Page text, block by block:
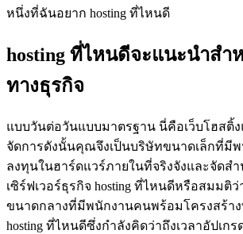
หนึ่งที่ฉันอยาก hosting ที่ไหนดี
hosting ที่ไหนดีจะแนะนำสำ
ทางธุรกิจ
แบบวันต่อวันแบบมาตรฐาน นี่คือเว็บโฮสติ้
จัดการดังนั้นคุณจึงเป็นบริษัทขนาดเล็กที่มี
ลงทุนในฮาร์ดแวร์ภายในที่จริงจังและจัดส
เซิร์ฟเวอร์ธุรกิจ hosting ที่ไหนดีหรือสมมติ
ขนาดกลางที่มีพนักงานคนพร้อมโครงสร้า
hosting ที่ไหนดีซึ่งกำลังคิดว่าถึงเวลาอัปเก